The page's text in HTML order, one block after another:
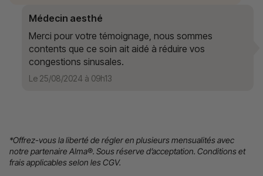
Médecin aesthé
Merci pour votre témoignage, nous sommes
contents que ce soin ait aidé à réduire vos
congestions sinusales.
Le 25/08/2024 à 09h13
*Offrez-vous la liberté de régler en plusieurs mensualités avec
notre partenaire Alma®. Sous réserve d’acceptation. Conditions et
frais applicables selon les CGV.